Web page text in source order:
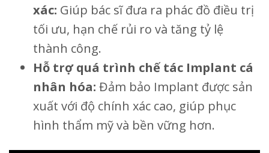
xác: Giúp bác sĩ đưa ra phác đồ điều trị
tối ưu, hạn chế rủi ro và tăng tỷ lệ
thành công.
Hỗ trợ quá trình chế tác Implant cá
nhân hóa: Đảm bảo Implant được sản
xuất với độ chính xác cao, giúp phục
hình thẩm mỹ và bền vững hơn.